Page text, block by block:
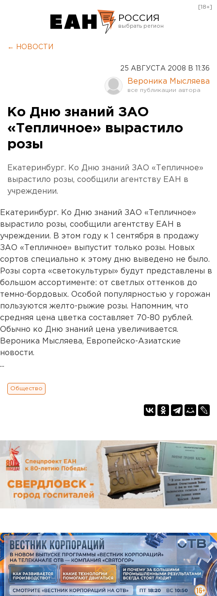
РОССИЯ
Оренбург
[18+]
← НОВОСТИ
25 АВГУСТА 2008 В 11:36
Вероника Мысляева
Ко Дню знаний ЗАО
«Тепличное» вырастило
розы
Екатеринбург. Ко Дню знаний ЗАО «Тепличное»
вырастило розы, сообщили агентству ЕАН в
учреждении.
Екатеринбург. Ко Дню знаний ЗАО «Тепличное»
вырастило розы, сообщили агентству ЕАН в
учреждении. В этом году к 1 сентября в продажу
ЗАО «Тепличное» выпустит только розы. Новых
сортов специально к этому дню выведено не было.
Розы сорта «светокультуры» будут представлены в
большом ассортименте: от светлых оттенков до
темно-бордовых. Особой популярностью у горожан
пользуются желто-рыжие розы. Напомним, что
средняя цена цветка составляет 70-80 рублей.
Обычно ко Дню знаний цена увеличивается.
Вероника Мысляева, Европейско-Азиатские
новости.
...
Общество